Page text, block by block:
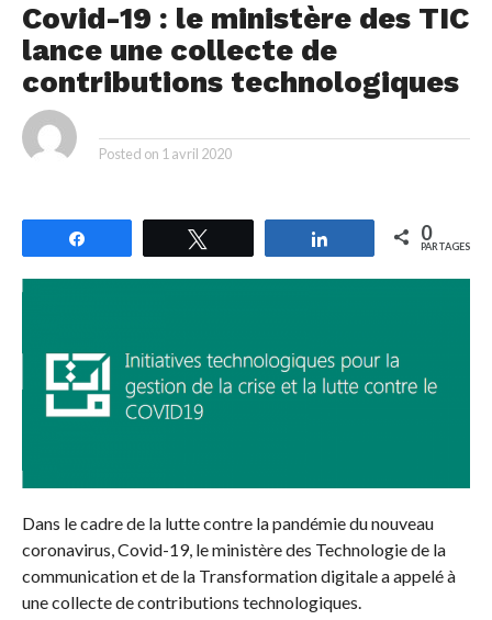
Covid-19 : le ministère des TIC
lance une collecte de
contributions technologiques
Posted on 1 avril 2020
Partagez 0
PARTAGES
Dans le cadre de la lutte contre la pandémie du nouveau
coronavirus, Covid-19, le ministère des Technologie de la
communication et de la Transformation digitale a appelé à
une collecte de contributions technologiques.